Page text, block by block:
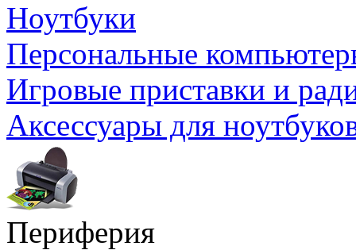
Ноутбуки
Персональные
Игровые приставки и
Аксессуары для
Периферия